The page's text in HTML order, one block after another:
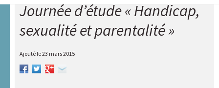
Accueil
A.R.A.P.H.
Réseau
HAXY
Journée d’étude « Handicap,
sexualité et parentalité »
Ajouté le23 mars 2015